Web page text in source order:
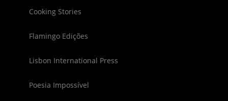
Cooking Stories
Flamingo Edições
Lisbon International Press
Poesia Impossível